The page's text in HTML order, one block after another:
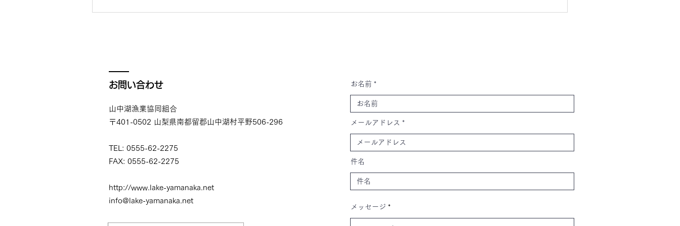
お問い合わせ
山中湖漁業協同組合
〒401-0502 山梨県南都留郡山中湖村平野506-296
TEL: 0555-62-2275
FAX: 0555-62-2275
http://www.lake-yamanaka.net
info@lake-yamanaka.net
お名前
メールアドレス
件名
メッセージ